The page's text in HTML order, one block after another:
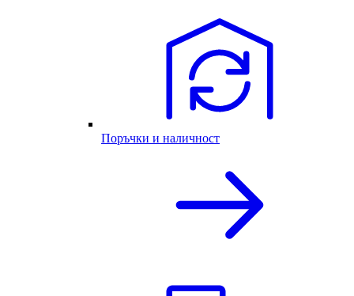
Поръчки и наличност